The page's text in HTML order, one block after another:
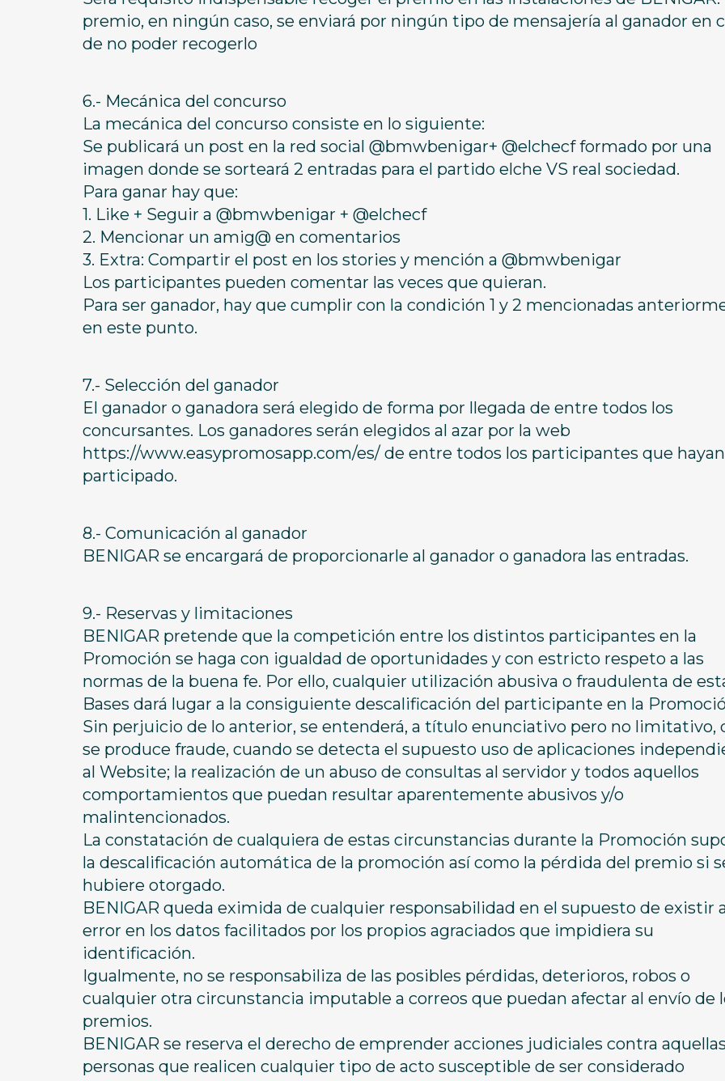
premio, en ningún caso, se enviará por ningún tipo de mensajería al ganador en
de no poder recogerlo
6.- Mecánica del concurso
La mecánica del concurso consiste en lo siguiente:
Se publicará un post en la red social @bmwbenigar+ @elchecf formado por una
imagen donde se sorteará 2 entradas para el partido elche VS real sociedad.
Para ganar hay que:
1. Like + Seguir a @bmwbenigar + @elchecf
2. Mencionar un amig@ en comentarios
3. Extra: Compartir el post en los stories y mención a @bmwbenigar
Los participantes pueden comentar las veces que quieran.
Para ser ganador, hay que cumplir con la condición 1 y 2 mencionadas
en este punto.
7.- Selección del ganador
El ganador o ganadora será elegido de forma por llegada de entre todos los
concursantes. Los ganadores serán elegidos al azar por la web
https://www.easypromosapp.com/es/ de entre todos los participantes que hayan
participado.
8.- Comunicación al ganador
BENIGAR se encargará de proporcionarle al ganador o ganadora las entradas.
9.- Reservas y limitaciones
BENIGAR pretende que la competición entre los distintos participantes en la
Promoción se haga con igualdad de oportunidades y con estricto respeto a las
normas de la buena fe. Por ello, cualquier utilización abusiva o fraudulenta de
Bases dará lugar a la consiguiente descalificación del participante en la
Sin perjuicio de lo anterior, se entenderá, a título enunciativo pero no limitativo,
se produce fraude, cuando se detecta el supuesto uso de aplicaciones
al Website; la realización de un abuso de consultas al servidor y todos aquellos
comportamientos que puedan resultar aparentemente abusivos y/o
malintencionados.
La constatación de cualquiera de estas circunstancias durante la Promoción
la descalificación automática de la promoción así como la pérdida del premio si
hubiere otorgado.
BENIGAR queda eximida de cualquier responsabilidad en el supuesto de existir
error en los datos facilitados por los propios agraciados que impidiera su
identificación.
Igualmente, no se responsabiliza de las posibles pérdidas, deterioros, robos o
cualquier otra circunstancia imputable a correos que puedan afectar al envío de
premios.
BENIGAR se reserva el derecho de emprender acciones judiciales contra aquellas
personas que realicen cualquier tipo de acto susceptible de ser considerado